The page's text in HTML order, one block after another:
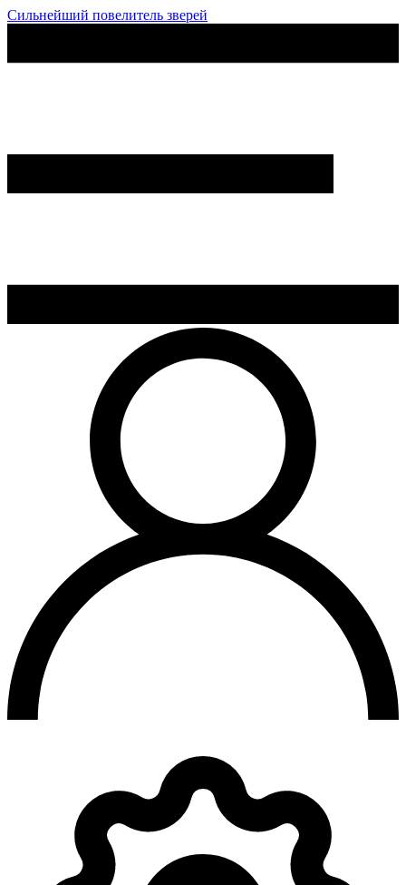
Сильнейший повелитель зверей